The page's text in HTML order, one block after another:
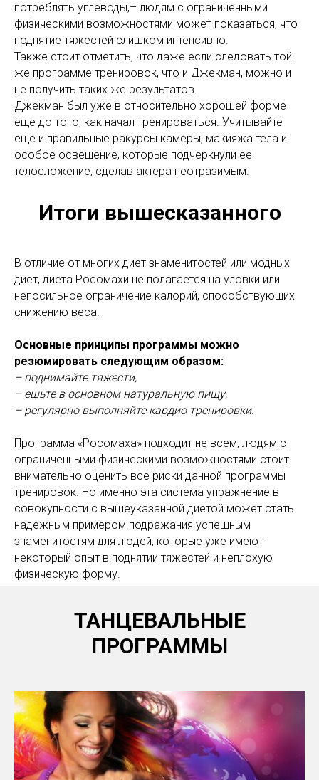
потреблять углеводы,– людям с ограниченными
физическими возможностями может показаться, что
поднятие тяжестей слишком интенсивно.
Также стоит отметить, что даже если следовать той
же программе тренировок, что и Джекман, можно и
не получить таких же результатов.
Джекман был уже в относительно хорошей форме
еще до того, как начал тренироваться. Учитывайте
еще и правильные ракурсы камеры, макияжа тела и
особое освещение, которые подчеркнули ее
телосложение, сделав актера неотразимым.
Итоги вышесказанного
В отличие от многих диет знаменитостей или модных
диет, диета Росомахи не полагается на уловки или
непосильное ограничение калорий, способствующих
снижению веса.
Основные принципы программы можно
резюмировать следующим образом:
– поднимайте тяжести,
– ешьте в основном натуральную пищу,
– регулярно выполняйте кардио тренировки.
Программа «Росомаха» подходит не всем, людям с
ограниченными физическими возможностями стоит
внимательно оценить все риски данной программы
тренировок. Но именно эта система упражнение в
совокупности с вышеуказанной диетой может стать
надежным примером подражания успешным
знаменитостям для людей, которые уже имеют
некоторый опыт в поднятии тяжестей и неплохую
физическую форму.
ТАНЦЕВАЛЬНЫЕ
ПРОГРАММЫ